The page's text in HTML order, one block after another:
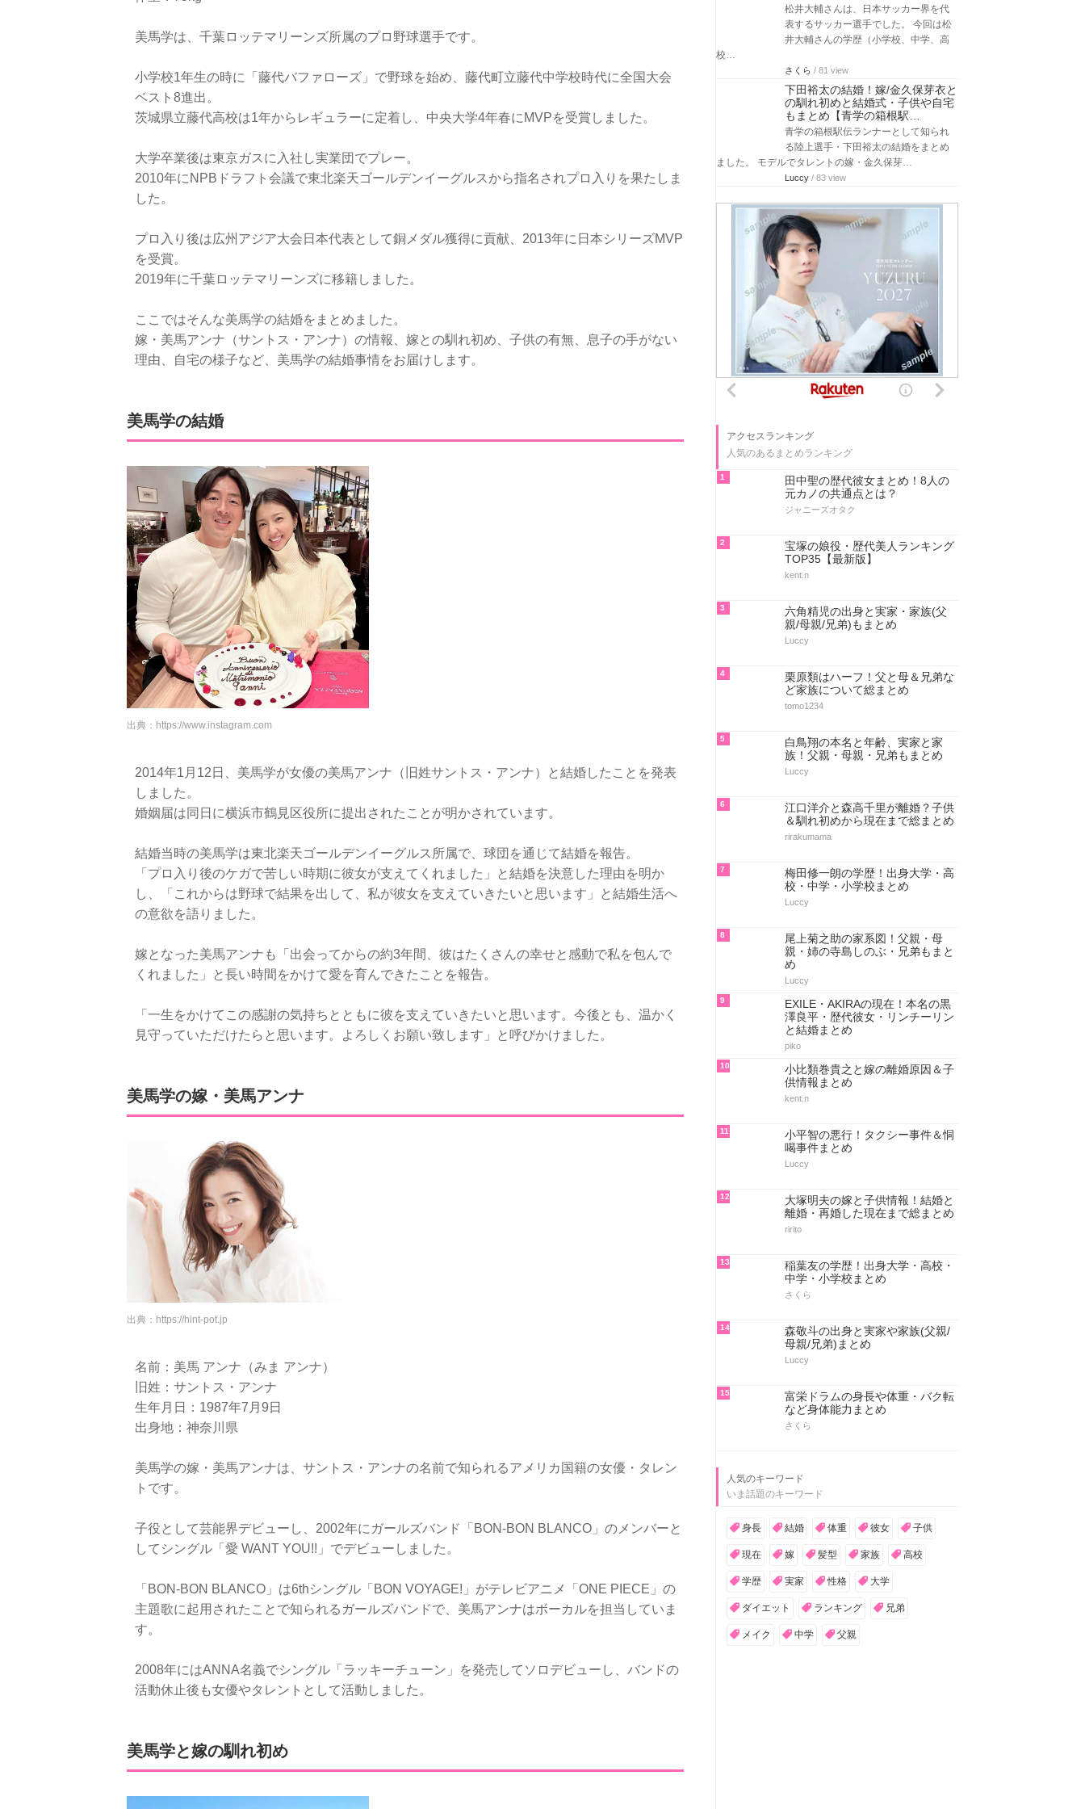
美馬学は、千葉ロッテマリーンズ所属のプロ野球選手です。
小学校1年生の時に「藤代バファローズ」で野球を始め、藤代町立藤代中学校時代に全国大会
ベスト8進出。
茨城県立藤代高校は1年からレギュラーに定着し、中央大学4年春にMVPを受賞しました。
大学卒業後は東京ガスに入社し実業団でプレー。
2010年にNPBドラフト会議で東北楽天ゴールデンイーグルスから指名されプロ入りを果たしま
した。
プロ入り後は広州アジア大会日本代表として銅メダル獲得に貢献、2013年に日本シリーズMVP
を受賞。
2019年に千葉ロッテマリーンズに移籍しました。
ここではそんな美馬学の結婚をまとめました。
嫁・美馬アンナ（サントス・アンナ）の情報、嫁との馴れ初め、子供の有無、息子の手がない
理由、自宅の様子など、美馬学の結婚事情をお届けします。
美馬学の結婚
出典： https://www.instagram.com
2014年1月12日、美馬学が女優の美馬アンナ（旧姓サントス・アンナ）と結婚したことを発表
しました。
婚姻届は同日に横浜市鶴見区役所に提出されたことが明かされています。
結婚当時の美馬学は東北楽天ゴールデンイーグルス所属で、球団を通じて結婚を報告。
「プロ入り後のケガで苦しい時期に彼女が支えてくれました」と結婚を決意した理由を明か
し、「これからは野球で結果を出して、私が彼女を支えていきたいと思います」と結婚生活へ
の意欲を語りました。
嫁となった美馬アンナも「出会ってからの約3年間、彼はたくさんの幸せと感動で私を包んで
くれました」と長い時間をかけて愛を育んできたことを報告。
「一生をかけてこの感謝の気持ちとともに彼を支えていきたいと思います。今後とも、温かく
見守っていただけたらと思います。よろしくお願い致します」と呼びかけました。
美馬学の嫁・美馬アンナ
出典： https://hint-pot.jp
名前：美馬 アンナ（みま アンナ）
旧姓：サントス・アンナ
生年月日：1987年7月9日
出身地：神奈川県
美馬学の嫁・美馬アンナは、サントス・アンナの名前で知られるアメリカ国籍の女優・タレン
トです。
子役として芸能界デビューし、2002年にガールズバンド「BON-BON BLANCO」のメンバーと
してシングル「愛 WANT YOU!!」でデビューしました。
「BON-BON BLANCO」は6thシングル「BON VOYAGE!」がテレビアニメ「ONE PIECE」の
主題歌に起用されたことで知られるガールズバンドで、美馬アンナはボーカルを担当していま
す。
2008年にはANNA名義でシングル「ラッキーチューン」を発売してソロデビューし、バンドの
活動休止後も女優やタレントとして活動しました。
美馬学と嫁の馴れ初め
松井大輔さんは、日本サッカー界を代
表するサッカー選手でした。 今回は松
井大輔さんの学歴（小学校、中学、高
校…
さくら / 81 view
下田裕太の結婚！嫁/金久保芽衣と
の馴れ初めと結婚式・子供や自宅
もまとめ【青学の箱根駅…
青学の箱根駅伝ランナーとして知られ
る陸上選手・下田裕太の結婚をまとめ
ました。 モデルでタレントの嫁・金久保芽…
Luccy / 83 view
アクセスランキング
人気のあるまとめランキング
1
田中聖の歴代彼女まとめ！8人の
元カノの共通点とは？
ジャニーズオタク
2
宝塚の娘役・歴代美人ランキング
TOP35【最新版】
kent.n
3
六角精児の出身と実家・家族(父
親/母親/兄弟)もまとめ
Luccy
4
栗原類はハーフ！父と母＆兄弟な
ど家族について総まとめ
tomo1234
5
白鳥翔の本名と年齢、実家と家
族！父親・母親・兄弟もまとめ
Luccy
6
江口洋介と森高千里が離婚？子供
＆馴れ初めから現在まで総まとめ
rirakumama
7
梅田修一朗の学歴！出身大学・高
校・中学・小学校まとめ
Luccy
8
尾上菊之助の家系図！父親・母
親・姉の寺島しのぶ・兄弟もまと
め
Luccy
9
EXILE・AKIRAの現在！本名の黒
澤良平・歴代彼女・リンチーリン
と結婚まとめ
piko
10
小比類巻貴之と嫁の離婚原因＆子
供情報まとめ
kent.n
11
小平智の悪行！タクシー事件＆恫
喝事件まとめ
Luccy
12
大塚明夫の嫁と子供情報！結婚と
離婚・再婚した現在まで総まとめ
ririto
13
稲葉友の学歴！出身大学・高校・
中学・小学校まとめ
さくら
14
森敬斗の出身と実家や家族(父親/
母親/兄弟)まとめ
Luccy
15
富栄ドラムの身長や体重・バク転
など身体能力まとめ
さくら
人気のキーワード
いま話題のキーワード
身長 結婚 体重 彼女 子供
現在 嫁 髪型 家族 高校
学歴 実家 性格 大学
ダイエット ランキング 兄弟
メイク 中学 父親